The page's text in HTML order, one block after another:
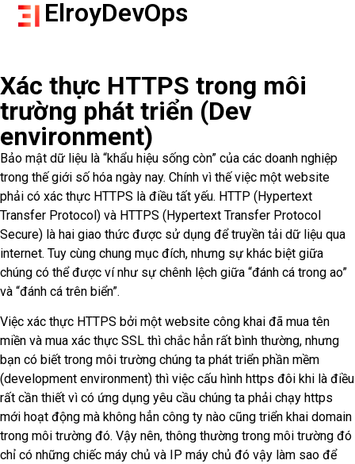
ElroyDevOps
Xác thực HTTPS trong môi
trường phát triển (Dev
environment)
Bảo mật dữ liệu là “khẩu hiệu sống còn” của các doanh nghiệp
trong thế giới số hóa ngày nay. Chính vì thế việc một website
phải có xác thực HTTPS là điều tất yếu. HTTP (Hypertext
Transfer Protocol) và HTTPS (Hypertext Transfer Protocol
Secure) là hai giao thức được sử dụng để truyền tải dữ liệu qua
internet. Tuy cùng chung mục đích, nhưng sự khác biệt giữa
chúng có thể được ví như sự chênh lệch giữa “đánh cá trong ao”
và “đánh cá trên biển”.
Việc xác thực HTTPS bởi một website công khai đã mua tên
miền và mua xác thực SSL thì chắc hẳn rất bình thường, nhưng
bạn có biết trong môi trường chúng ta phát triển phần mềm
(development environment) thì việc cấu hình https đôi khi là điều
rất cần thiết vì có ứng dụng yêu cầu chúng ta phải chạy https
mới hoạt động mà không hẳn công ty nào cũng triển khai domain
trong môi trường đó. Vậy nên, thông thường trong môi trường đó
chỉ có những chiếc máy chủ và IP máy chủ đó vậy làm sao để